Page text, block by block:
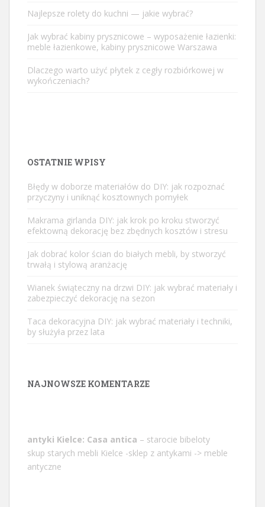
Najlepsze rolety do kuchni — jakie wybrać?
Jak wybrać kabiny prysznicowe – wyposażenie łazienki:
meble łazienkowe, kabiny prysznicowe Warszawa
Dlaczego warto użyć płytek z cegły rozbiórkowej w
wykończeniach?
OSTATNIE WPISY
Błędy w doborze materiałów do DIY: jak rozpoznać
przyczyny i uniknąć kosztownych pomyłek
Makrama girlanda DIY: jak krok po kroku stworzyć
efektowną dekorację bez zbędnych kosztów i stresu
Jak dobrać kolor ścian do białych mebli, by stworzyć
trwałą i stylową aranżację
Wianek świąteczny na drzwi DIY: jak wybrać materiały i
zabezpieczyć dekorację na sezon
Taca dekoracyjna DIY: jak wybrać materiały i techniki,
by służyła przez lata
NAJNOWSZE KOMENTARZE
antyki Kielce: Casa antica – starocie bibeloty
skup starych mebli Kielce -sklep z antykami -> meble
antyczne